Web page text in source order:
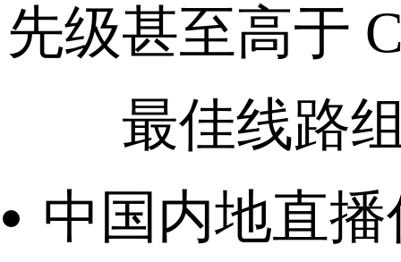
先级甚至高于
最佳线路组
中国内地直